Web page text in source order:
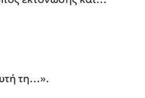
τη…».